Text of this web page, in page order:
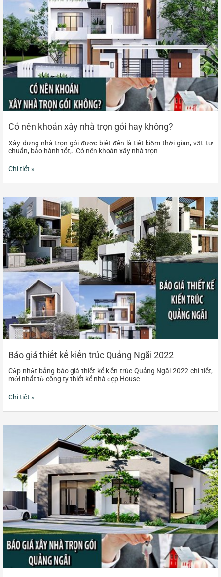
Có nên khoán xây nhà trọn gói hay không?
Xây dựng nhà trọn gói được biết đến là tiết kiệm thời gian, vật tư
chuẩn, bảo hành tốt,…Có nên khoán xây nhà trọn
trọn
gói
hay
không?
Chi tiết »
Báo giá thiết kế kiến trúc Quảng Ngãi 2022
Cập nhật bảng báo giá thiết kế kiến trúc Quảng Ngãi 2022 chi tiết,
mới nhất từ công ty thiết kế nhà đẹp House
Báo
giá
thiết
kế
kiến
trúc
Quảng
Ngãi
2022
Chi tiết »
gói
Quảng
Ngãi
2022
từ
House
ideal